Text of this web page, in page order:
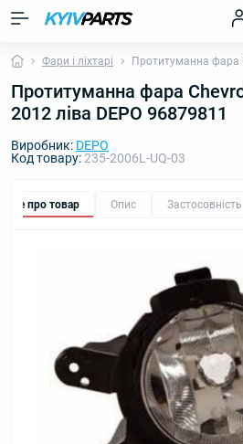
Фари і ліхтарі Протитуманна фара
Протитуманна фара
2012 ліва DEPO 96879811
Виробник: DEPO
Код товару:235-2006L-UQ-03
Все про товар Опис Застосовність